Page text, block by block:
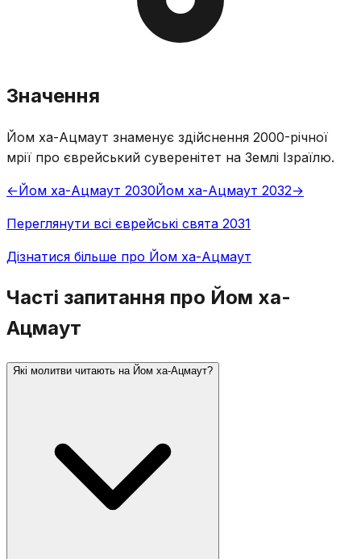
Значення
Йом ха-Ацмаут знаменує здійснення 2000-річної
мрії про єврейський суверенітет на Землі Ізраїлю.
←Йом ха-Ацмаут 2030Йом ха-Ацмаут 2032→
Переглянути всі єврейські свята 2031
Дізнатися більше про Йом ха-Ацмаут
Часті запитання про Йом ха-
Ацмаут
Які молитви читають на Йом ха-Ацмаут?